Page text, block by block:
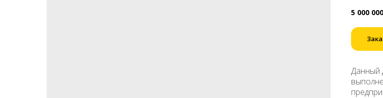
5 000 000
Данный